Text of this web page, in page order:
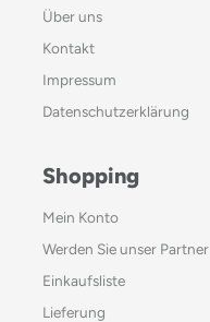
Über uns
Kontakt
Impressum
Datenschutzerklärung
Shopping
Mein Konto
Werden Sie unser Partner
Einkaufsliste
Lieferung